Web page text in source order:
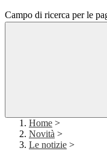
Campo di ricerca per le
Home >
Novità >
Le notizie >